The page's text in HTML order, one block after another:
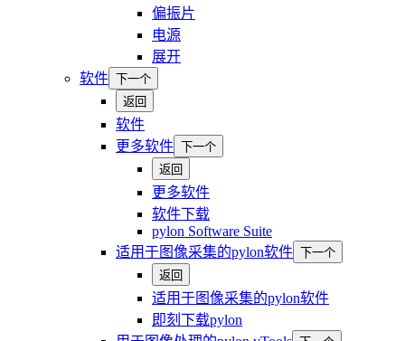
偏振片
电源
展开
软件
下一个
返回
软件
更多软件
下一个
返回
更多软件
软件下载
pylon Software Suite
适用于图像采集的pylon软件
下一个
返回
适用于图像采集的pylon软件
即刻下载pylon